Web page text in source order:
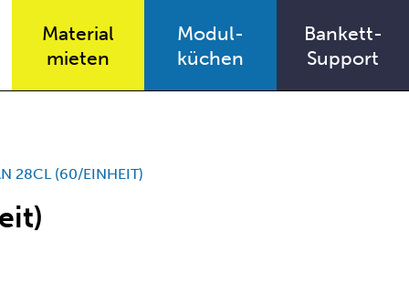
Material
mieten
Modul-
küchen
Bankett-
Support
28CL (60/EINHEIT)